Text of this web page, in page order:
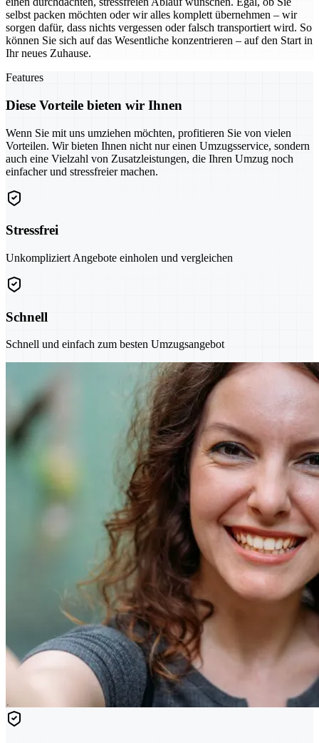
selbst packen möchten oder wir alles komplett übernehmen – wir
sorgen dafür, dass nichts vergessen oder falsch transportiert wird. So
können Sie sich auf das Wesentliche konzentrieren – auf den Start in
Ihr neues Zuhause.
Features
Diese Vorteile bieten wir Ihnen
Wenn Sie mit uns umziehen möchten, profitieren Sie von vielen
Vorteilen. Wir bieten Ihnen nicht nur einen Umzugsservice, sondern
auch eine Vielzahl von Zusatzleistungen, die Ihren Umzug noch
einfacher und stressfreier machen.
Stressfrei
Unkompliziert Angebote einholen und vergleichen
Schnell
Schnell und einfach zum besten Umzugsangebot